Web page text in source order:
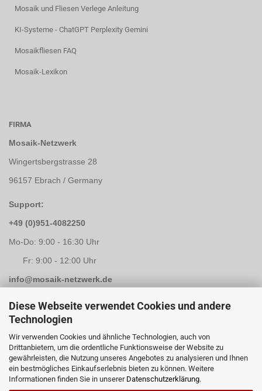
Diese Webseite verwendet Cookies und andere
Technologien
Wir verwenden Cookies und ähnliche Technologien, auch von
Drittanbietern, um die ordentliche Funktionsweise der Website zu
gewährleisten, die Nutzung unseres Angebotes zu analysieren und Ihnen
ein bestmögliches Einkaufserlebnis bieten zu können. Weitere
Informationen finden Sie in unserer Datenschutzerklärung.
Mosaik und Fliesen Verlege Anleitung
KI-Systeme - ChatGPT Perplexity Gemini
Mosaikfliesen FAQ
Mosaik-Lexikon
FIRMA
Mosaik-Netzwerk
Wingertsbergstrasse 28
96157 Ebrach / Germany
Support:
+49 (0)951-4082250
Mo-Do: 9:00 - 16:30 Uhr
Fr: 9:00 - 12:00 Uhr
info@mosaik-netzwerk.de
Retouren Adresse:
Mosaik-Netzwerk
Kapellenstrasse 3
96117 Memmelsdorf / Lichteneiche